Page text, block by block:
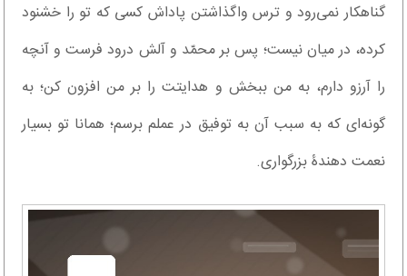
گناهکار نمی‌رود و ترس واگذاشتن پاداش کسی که تو را خشنود
کرده، در میان نیست؛ پس بر محمّد و آلش درود فرست و آنچه
را آرزو دارم، به من ببخش و هدایتت را بر من افزون کن؛ به
گونه‌ای که به سبب آن به توفیق در عملم برسم؛ همانا تو بسیار
نعمت دهندۀ بزرگواری.